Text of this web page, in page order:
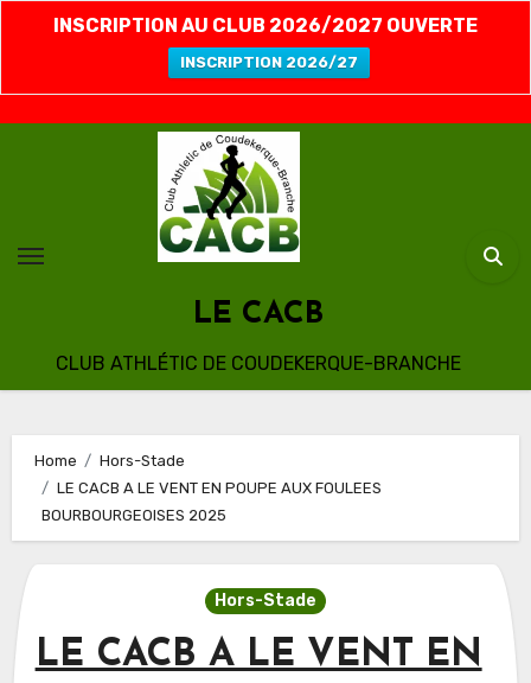
INSCRIPTION AU CLUB 2026/2027 OUVERTE
INSCRIPTION 2026/27
LE CACB
CLUB ATHLÉTIC DE COUDEKERQUE-BRANCHE
Home
Hors-Stade
LE CACB A LE VENT EN POUPE AUX FOULEES
BOURBOURGEOISES 2025
Hors-Stade
LE CACB A LE VENT EN